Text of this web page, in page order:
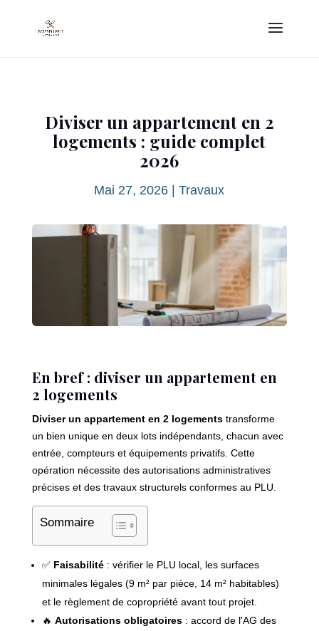
Diviser un appartement en 2
logements : guide complet
2026
Mai 27, 2026 |Travaux
En bref : diviser un appartement en
2 logements
Diviser un appartement en 2 logementstransforme
un bien unique en deux lots indépendants, chacun avec
entrée, compteurs et équipements privatifs. Cette
opération nécessite des autorisations administratives
précises et des travaux structurels conformes au PLU.
Sommaire
✅ Faisabilité: vérifier le PLU local, les surfaces
minimales légales (9 m² par pièce, 14 m² habitables)
et le règlement de copropriété avant tout projet.
🔥 Autorisations obligatoires: accord de l'AG des